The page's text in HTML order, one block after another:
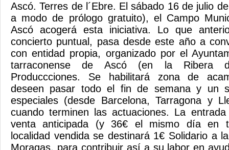
Ascó. Terres de l´Ebre. El sábado 16 de julio
a modo de prólogo gratuito), el Campo
Ascó acogerá esta iniciativa. Lo que
concierto puntual, pasa desde este año a
con entidad propia, organizado por el
tarraconense de Ascó (en la Ribera
Produccciones. Se habilitará zona de
deseen pasar todo el fin de semana y un
especiales (desde Barcelona, Tarragona y
cuando terminen las actuaciones. La
venta anticipada (y 36€ el mismo día en
localidad vendida se destinará 1€ Solidario a
Moragas, para contribuir así a su labor en